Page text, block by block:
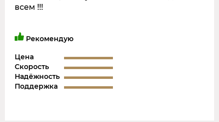
всем !!!
Рекомендую
Цена
Скорость
Надёжность
Поддержка